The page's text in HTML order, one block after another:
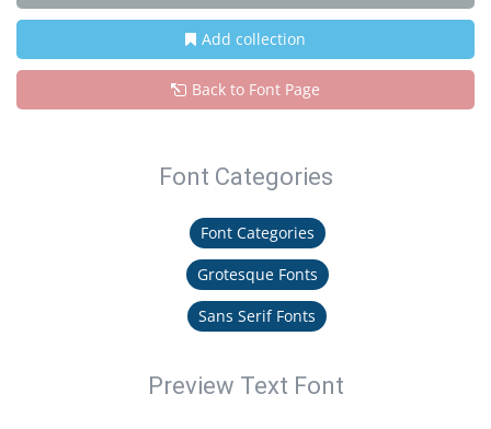
Add collection
Back to Font Page
Font Categories
Font Categories
Grotesque Fonts
Sans Serif Fonts
Preview Text Font